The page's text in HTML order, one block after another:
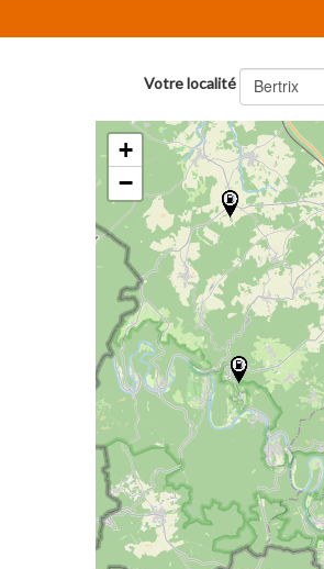
Votre localité Bertrix
+
−